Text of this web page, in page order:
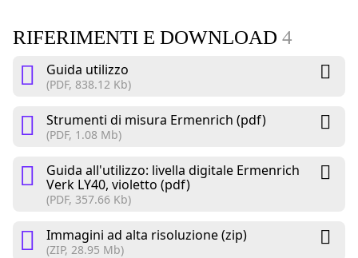
RIFERIMENTI E DOWNLOAD 4
Guida utilizzo
(PDF, 838.12 Kb)
Strumenti di misura Ermenrich (pdf)
(PDF, 1.08 Mb)
Guida all'utilizzo: livella digitale Ermenrich
Verk LY40, violetto (pdf)
(PDF, 357.66 Kb)
Immagini ad alta risoluzione (zip)
(ZIP, 28.95 Mb)